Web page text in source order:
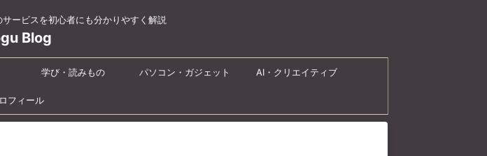
ービスを初心者にも分かりやすく解説
Blog
学び・読みもの パソコン・ガジェット AI・クリエイティブ
フィール